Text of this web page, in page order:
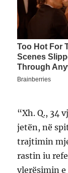
“Xh. Q., 34
jetën, në
trajtimin
rastin iu
vlerësimin